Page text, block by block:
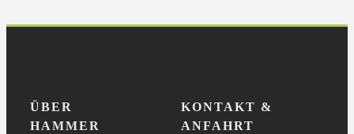
ÜBER
HAMMER
KONTAKT &
ANFAHRT